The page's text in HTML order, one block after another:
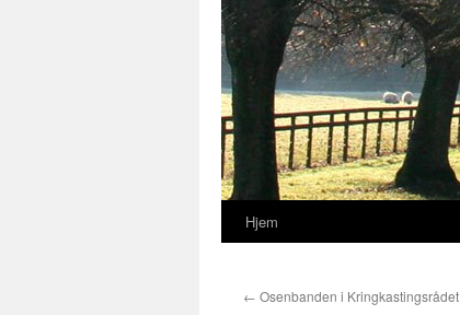
Hopp
innhold
Hjem
← Osenbanden i Kringkastingsrådet